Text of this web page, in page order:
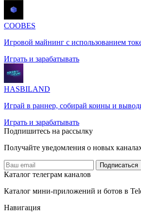
COOBES
Игровой майнинг с использованием
Играть и зарабатывать
HASBILAND
Играй в раннер, собирай коины и
Играть и зарабатывать
Подпишитесь на рассылку
Получайте уведомления о новых
Подписаться
Каталог телеграм каналов
Каталог мини-приложений и ботов в
Навигация